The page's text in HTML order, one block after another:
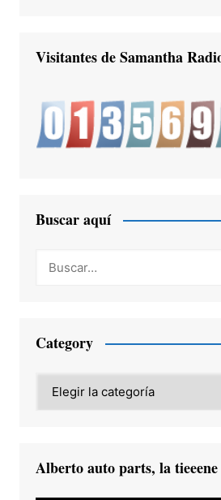
Visitantes de Samantha
Buscar aquí
Category
Alberto auto parts, la tieeene